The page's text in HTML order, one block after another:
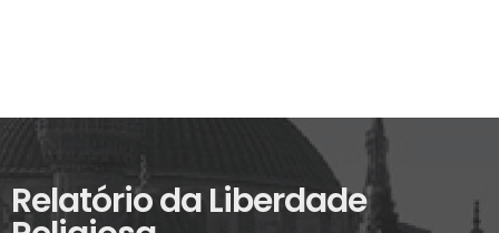
Relatório da Liberdade